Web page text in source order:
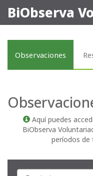
BiObserva
Observaciones
Aquí puedes
BiObserva
períodos de